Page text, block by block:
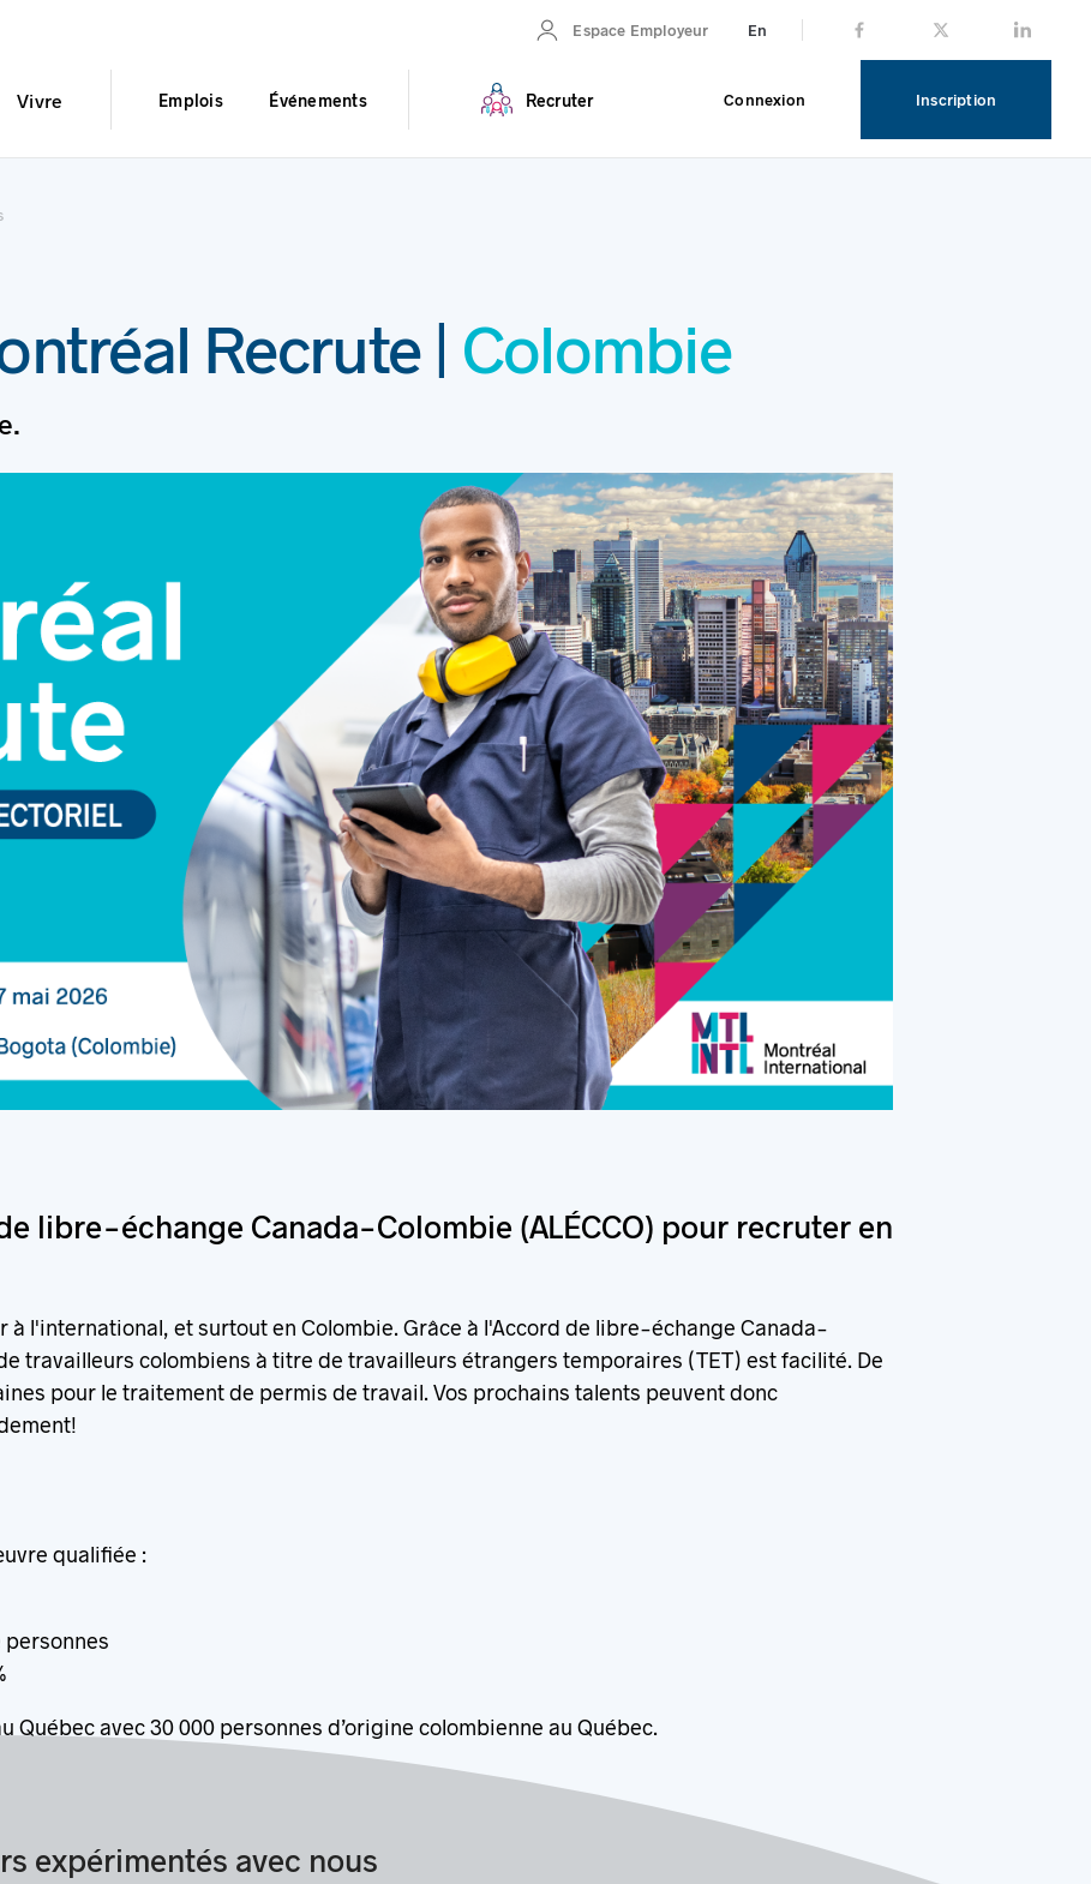
Espace Employeur En
Vivre Emplois Événements Recruter Connexion Inscription
Recrute | Colombie
libre-échange Canada-Colombie (ALÉCCO) pour recruter en
à l'international, et surtout en Colombie. Grâce à l'Accord de libre-échange Canada-
travailleurs colombiens à titre de travailleurs étrangers temporaires (TET) est facilité. De
pour le traitement de permis de travail. Vos prochains talents peuvent donc
qualifiée :
Québec avec 30 000 personnes d’origine colombienne au Québec.
expérimentés avec nous